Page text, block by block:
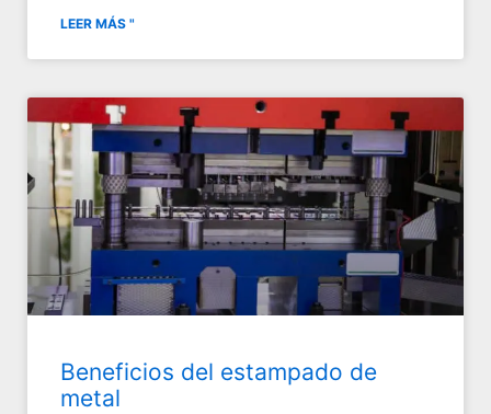
LEER MÁS "
Beneficios del estampado de
metal